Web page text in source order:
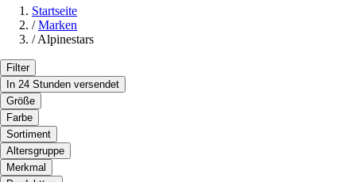
Startseite
/ Marken
/ Alpinestars
Filter
In 24 Stunden versendet
Größe
Farbe
Sortiment
Altersgruppe
Merkmal